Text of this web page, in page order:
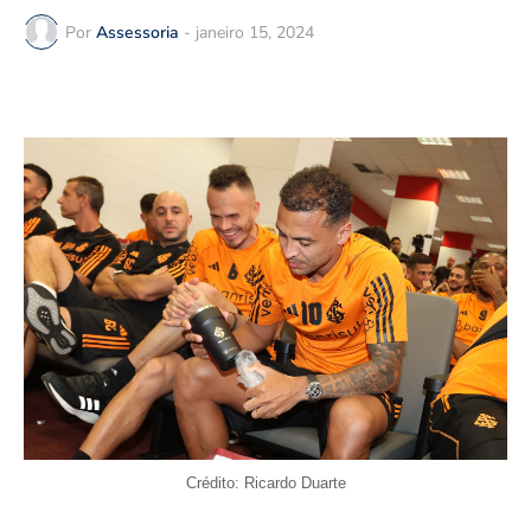
Por Assessoria - janeiro 15, 2024
Crédito: Ricardo Duarte